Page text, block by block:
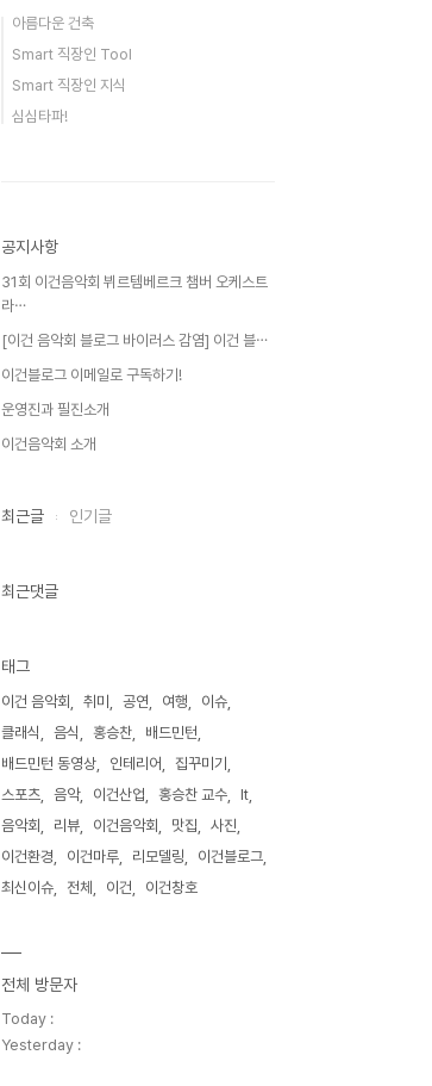
아름다운 건축
Smart 직장인 Tool
Smart 직장인 지식
심심타파!
공지사항
31회 이건음악회 뷔르템베르크 챔버 오케스트
라⋯
[이건 음악회 블로그 바이러스 감염] 이건 블⋯
이건블로그 이메일로 구독하기!
운영진과 필진소개
이건음악회 소개
최근글 인기글
최근댓글
태그
이건 음악회 취미 공연 여행
이슈
클래식
음식 홍승찬
배드민턴
배드민턴 동영상
인테리어
집꾸미기
스포츠
음악 이건산업 홍승찬 교수
It
음악회
리뷰 이건음악회 맛집
사진
이건환경
이건마루 리모델링
이건블로그
최신이슈
전체 이건 이건창호
전체 방문자
Today :
Yesterday :